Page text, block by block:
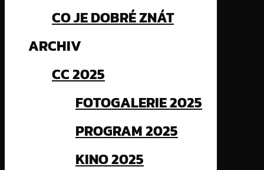
CO JE DOBRÉ ZNÁT
ARCHIV
CC 2025
FOTOGALERIE 2025
PROGRAM 2025
KINO 2025